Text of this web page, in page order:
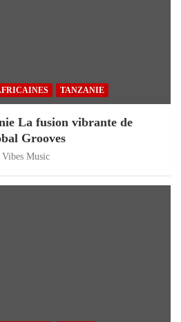
TANZANIE
La fusion vibrante de
Grooves
Music